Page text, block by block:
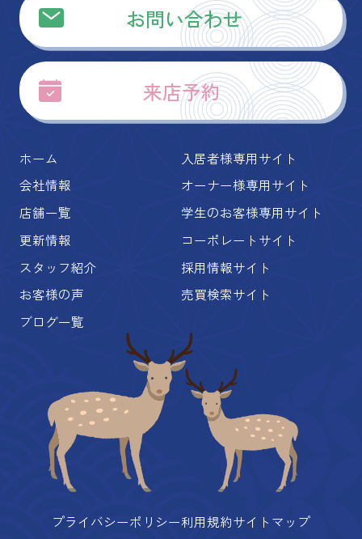
お問い合わせ
来店予約
ホーム
会社情報
店舗一覧
更新情報
スタッフ紹介
お客様の声
ブログ一覧
入居者様専用サイト
オーナー様専用サイト
学生のお客様専用サイト
コーポレートサイト
採用情報サイト
売買検索サイト
プライバシーポリシー利用規約サイトマップ